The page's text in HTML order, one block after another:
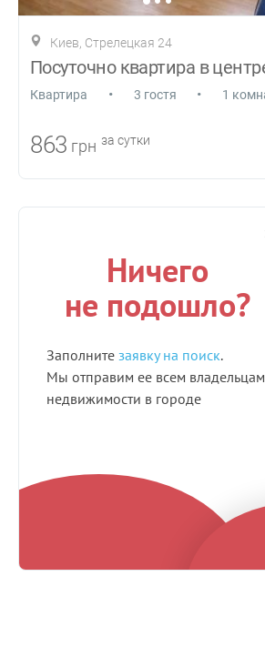
Киев, Стрелецкая 24
Квартира • 3 гостя • 1
863 грн за сутки
Ничего
не подошло?
Заполните заявку на поиск.
Мы отправим ее всем владельцам
недвижимости в городе